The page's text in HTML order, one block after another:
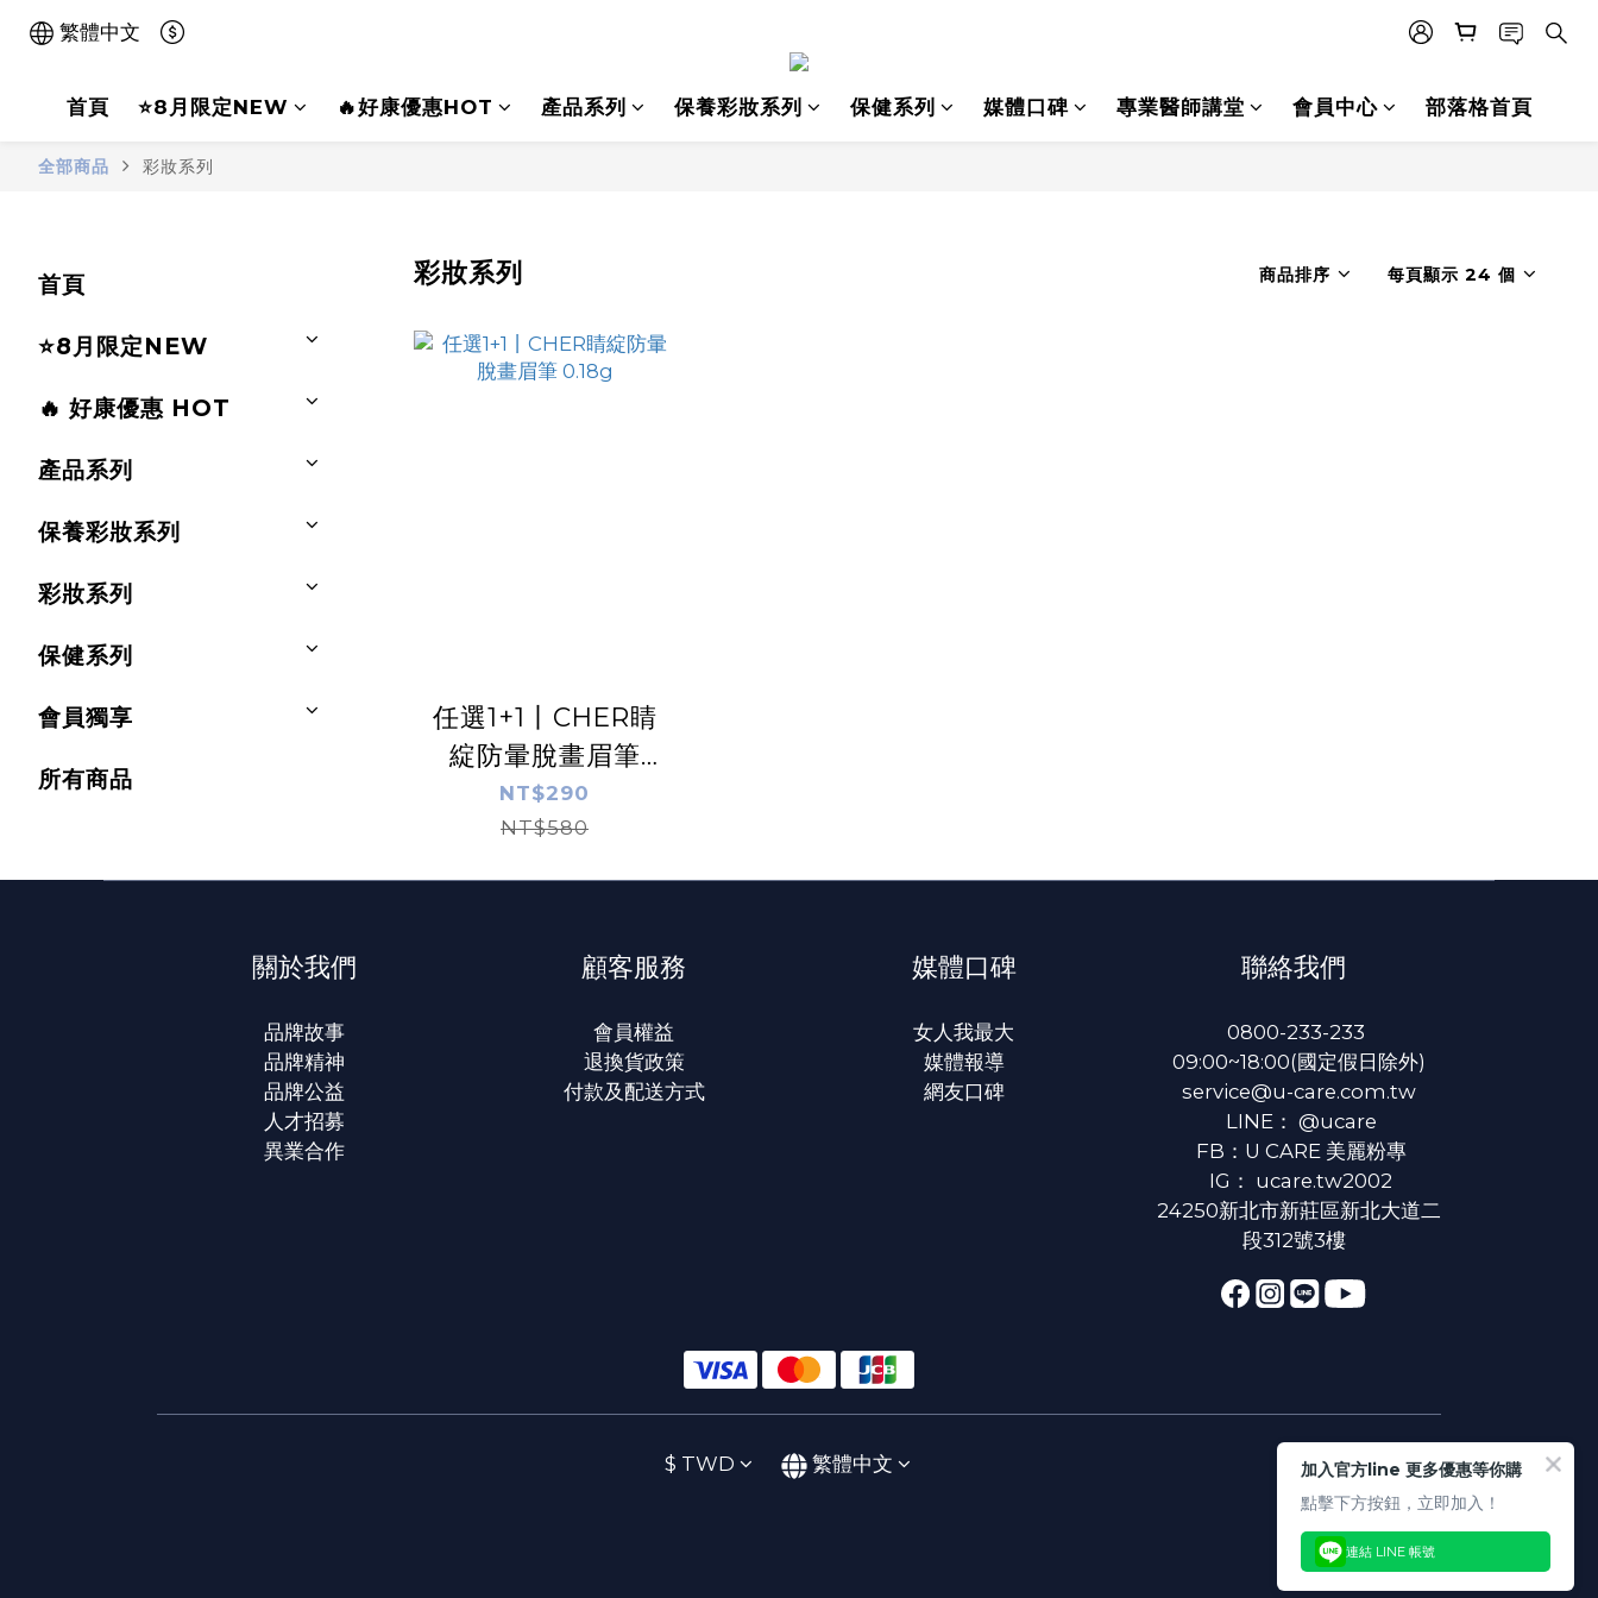
繁體中文
首頁 ⭐8月限定NEW 🔥好康優惠HOT 產品系列 保養彩妝系列 保健系列 媒體口碑 專業醫師講堂 會員中心 部落格首頁
全部商品 彩妝系列
首頁
⭐8月限定NEW
🔥 好康優惠 HOT
產品系列
保養彩妝系列
彩妝系列
保健系列
會員獨享
所有商品
彩妝系列 商品排序 每頁顯示 24 個
任選1+1丨CHER睛
綻防暈脫畫眉筆
0.18g
NT$290
NT$580
關於我們
品牌故事
品牌精神
品牌公益
人才招募
異業合作
顧客服務
會員權益
退換貨政策
付款及配送方式
媒體口碑
女人我最大
媒體報導
網友口碑
聯絡我們
0800-233-233
09:00~18:00(國定假日除外)
service@u-care.com.tw
LINE： @ucare
FB： U CARE 美麗粉專
IG： ucare.tw2002
24250新北市新莊區新北大道二
段312號3樓
$ TWD 繁體中文 加入官方line 更多優惠等你購
點擊下方按鈕，立即加入！
連結 LINE 帳號